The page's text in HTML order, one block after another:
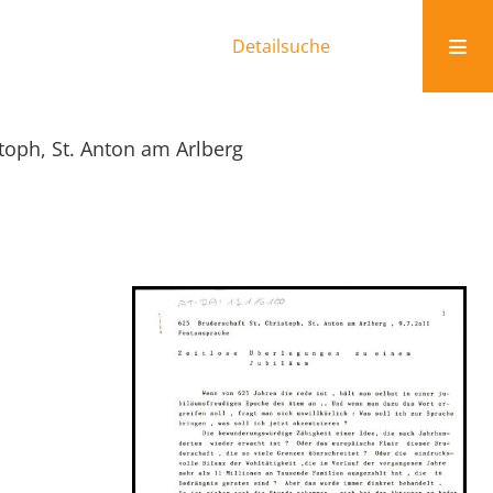
Detailsuche
St. Anton am Arlberg